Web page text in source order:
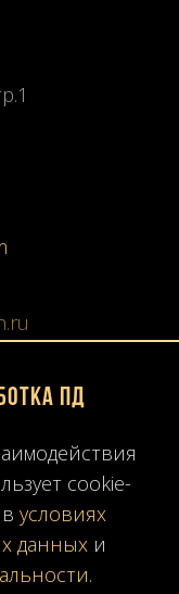
ПД
cookie-
условиях
данных и
.